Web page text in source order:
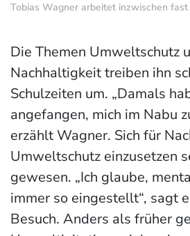
Tobias Wagner arbeitet inzwischen
Die Themen Umweltschutz
Nachhaltigkeit treiben ihn
Schulzeiten um. „Damals
angefangen, mich im Nabu
erzählt Wagner. Sich für
Umweltschutz einzusetzen
gewesen. „Ich glaube,
immer so eingestellt“, sagt
Besuch. Anders als früher